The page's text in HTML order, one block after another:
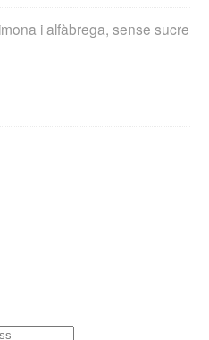
i alfàbrega, sense sucre